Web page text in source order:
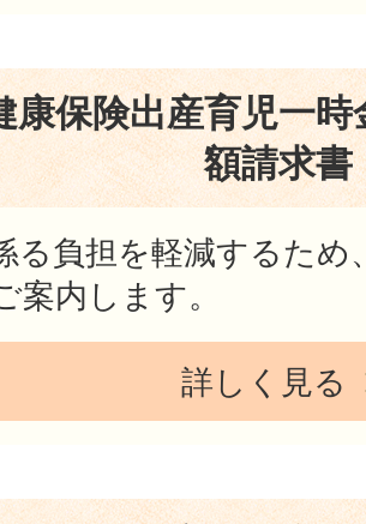
康保険出産育児一
額請求書
る負担を軽減するため
案内します。
詳しく見る